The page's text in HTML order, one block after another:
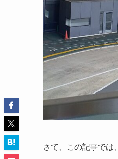
さて、この記事では、